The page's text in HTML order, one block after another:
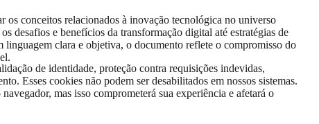
conceitos relacionados à inovação tecnológica no universo
desafios e benefícios da transformação digital até estratégias de
linguagem clara e objetiva, o documento reflete o compromisso do
de identidade, proteção contra requisições indevidas,
Esses cookies não podem ser desabilitados em nossos sistemas.
mas isso comprometerá sua experiência e afetará o